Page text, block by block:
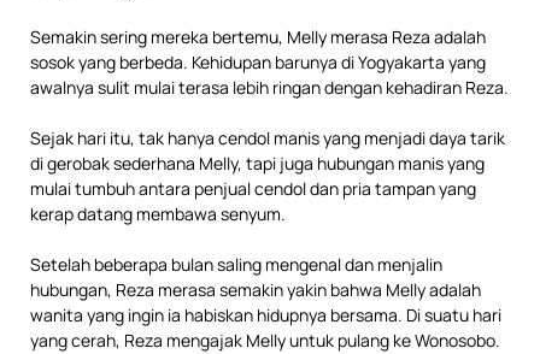
Semakin sering mereka bertemu, Melly merasa Reza adalah
sosok yang berbeda. Kehidupan barunya di Yogyakarta yang
awalnya sulit mulai terasa lebih ringan dengan kehadiran Reza.
Sejak hari itu, tak hanya cendol manis yang menjadi daya tarik
di gerobak sederhana Melly, tapi juga hubungan manis yang
mulai tumbuh antara penjual cendol dan pria tampan yang
kerap datang membawa senyum.
Setelah beberapa bulan saling mengenal dan menjalin
hubungan, Reza merasa semakin yakin bahwa Melly adalah
wanita yang ingin ia habiskan hidupnya bersama. Di suatu hari
yang cerah, Reza mengajak Melly untuk pulang ke Wonosobo.